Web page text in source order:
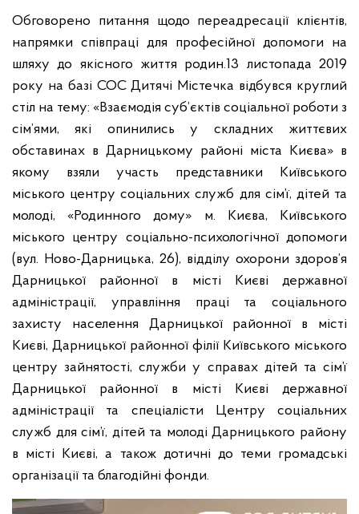
Обговорено питання щодо переадресації клієнтів,
напрямки співпраці для професійної допомоги на
шляху до якісного життя родин.13 листопада 2019
року на базі СОС Дитячі Містечка відбувся круглий
стіл на тему: «Взаємодія суб’єктів соціальної роботи з
сім’ями, які опинились у складних життєвих
обставинах в Дарницькому районі міста Києва» в
якому взяли участь представники Київського
міського центру соціальних служб для сім’ї, дітей та
молоді, «Родинного дому» м. Києва, Київського
міського центру соціально-психологічної допомоги
(вул. Ново-Дарницька, 26), відділу охорони здоров’я
Дарницької районної в місті Києві державної
адміністрації, управління праці та соціального
захисту населення Дарницької районної в місті
Києві, Дарницької районної філії Київського міського
центру зайнятості, служби у справах дітей та сім’ї
Дарницької районної в місті Києві державної
адміністрації та спеціалісти Центру соціальних
служб для сім’ї, дітей та молоді Дарницького району
в місті Києві, а також дотичні до теми громадські
організації та благодійні фонди.